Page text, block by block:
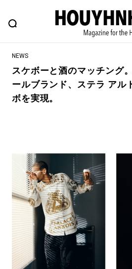
FEATURE BLOG
ヒップなファッション、カルチャー、ライ
#注目のタグ
#路地裏てぃーん。
#GH 銘品の所以 #フイナムの
#Commune H #FOCUS IT
#ととけん #FASHION
#LIFESTYLE #SNEAKER
#SPORTS #HANDSOME
NEWS
スケボーと酒のマッチング
ールブランド、ステラ アル
ボを実現。